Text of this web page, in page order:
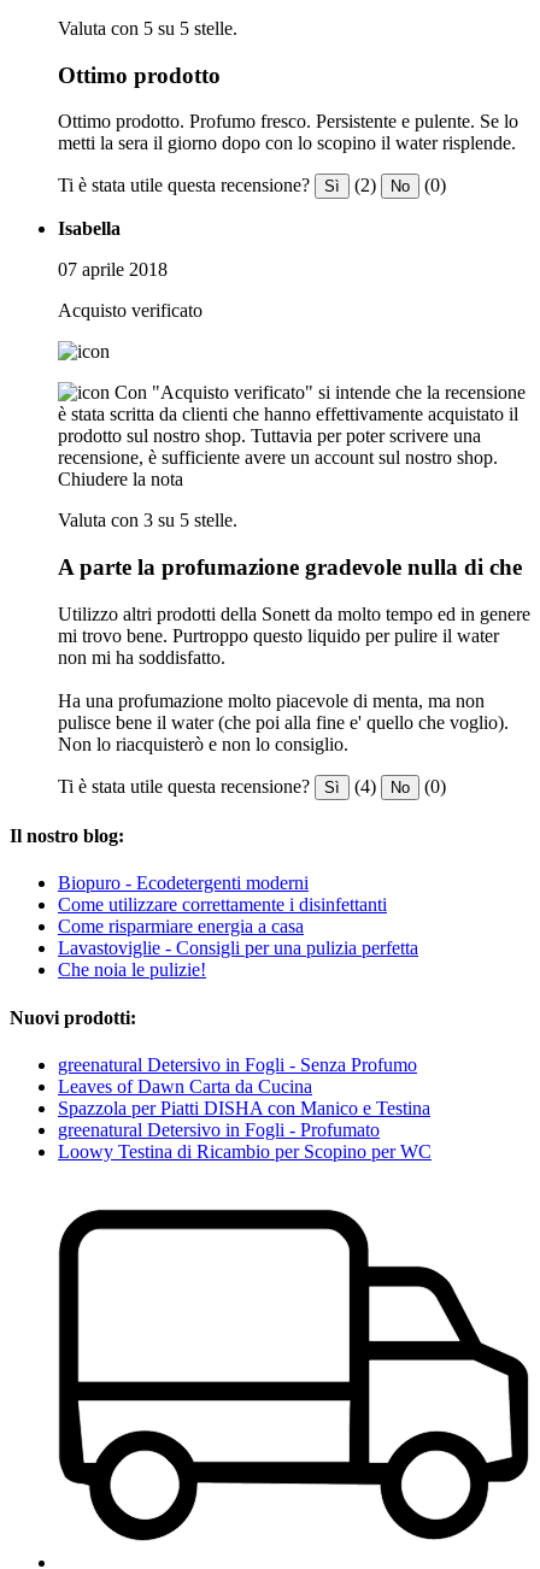
Valuta con 5 su 5 stelle.
Ottimo prodotto
Ottimo prodotto. Profumo fresco. Persistente e pulente. Se lo
metti la sera il giorno dopo con lo scopino il water risplende.
Ti è stata utile questa recensione? Sì (2) No (0)
Isabella
07 aprile 2018
Acquisto verificato
Con "Acquisto verificato" si intende che la recensione
è stata scritta da clienti che hanno effettivamente acquistato il
prodotto sul nostro shop. Tuttavia per poter scrivere una
recensione, è sufficiente avere un account sul nostro shop.
Chiudere la nota
Valuta con 3 su 5 stelle.
A parte la profumazione gradevole nulla di che
Utilizzo altri prodotti della Sonett da molto tempo ed in genere
mi trovo bene. Purtroppo questo liquido per pulire il water
non mi ha soddisfatto.
Ha una profumazione molto piacevole di menta, ma non
pulisce bene il water (che poi alla fine e' quello che voglio).
Non lo riacquisterò e non lo consiglio.
Ti è stata utile questa recensione? Sì (4) No (0)
Il nostro blog:
Biopuro - Ecodetergenti moderni
Come utilizzare correttamente i disinfettanti
Come risparmiare energia a casa
Lavastoviglie - Consigli per una pulizia perfetta
Che noia le pulizie!
Nuovi prodotti:
greenatural Detersivo in Fogli - Senza Profumo
Leaves of Dawn Carta da Cucina
Spazzola per Piatti DISHA con Manico e Testina
greenatural Detersivo in Fogli - Profumato
Loowy Testina di Ricambio per Scopino per WC